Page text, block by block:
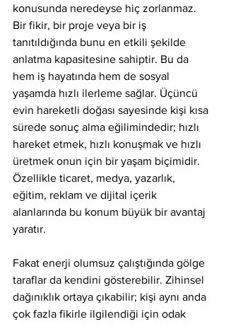
konusunda neredeyse hiç zorlanmaz.
Bir fikir, bir proje veya bir iş
tanıtıldığında bunu en etkili şekilde
anlatma kapasitesine sahiptir. Bu da
hem iş hayatında hem de sosyal
yaşamda hızlı ilerleme sağlar. Üçüncü
evin hareketli doğası sayesinde kişi kısa
sürede sonuç alma eğilimindedir; hızlı
hareket etmek, hızlı konuşmak ve hızlı
üretmek onun için bir yaşam biçimidir.
Özellikle ticaret, medya, yazarlık,
eğitim, reklam ve dijital içerik
alanlarında bu konum büyük bir avantaj
yaratır.
Fakat enerji olumsuz çalıştığında gölge
taraflar da kendini gösterebilir. Zihinsel
dağınıklık ortaya çıkabilir; kişi aynı anda
çok fazla fikirle ilgilendiği için odak